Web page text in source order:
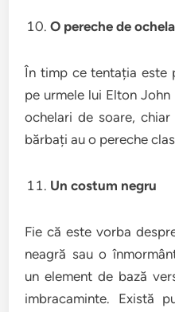
O pereche de
În timp ce tentația este
pe urmele lui Elton
ochelari de soare,
bărbați au o pereche
Un costum negru
Fie că este vorba
neagră sau o
un element de bază
imbracaminte. Există